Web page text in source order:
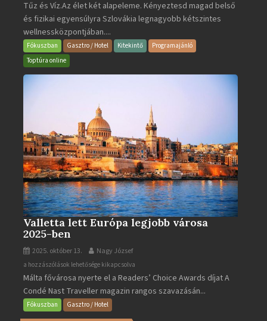
Poprad
·
Wellness
és
Gyógyfürdő
Tűz és Víz.Az élet két alapeleme. Kényeztesd magad belső
és fizikai egyensúlyra Szlovákia legnagyobb kétszintes
wellnessközpontjában....
Fókuszban Gasztro / Hotel Kitekintő
Programajánló
Toptúra online
Valletta lett Európa legjobb városa
2025-ben
2025. október 13. Nagy József
Valletta
lett
Európa
legjobb
a hozzászólások lehetősége kikapcsolva
Málta fővárosa nyerte el a Readers’ Choice Awards díjat A
Condé Nast Traveller magazin rangos szavazásán...
Fókuszban Gasztro / Hotel